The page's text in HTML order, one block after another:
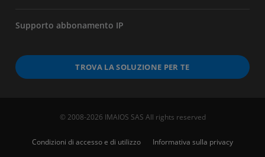
Supporto abbonamento IP
TROVA LA SOLUZIONE PER TE
© 2008-2026 IMAIOS SAS All rights reserved
Condizioni di accesso e di utilizzo Informativa sulla privacy